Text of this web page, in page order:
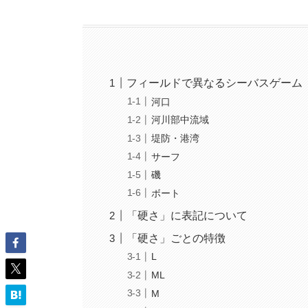
フィールドで異なるシーバスゲーム
河口
河川部中流域
堤防・港湾
サーフ
磯
ボート
「硬さ」に表記について
「硬さ」ごとの特徴
L
ML
M